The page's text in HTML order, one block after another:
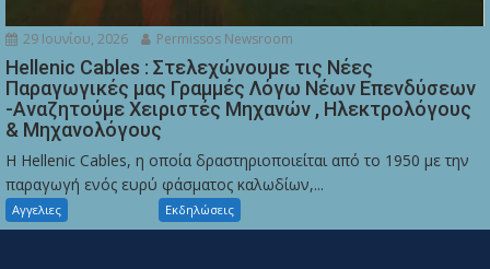
29 Ιουνίου, 2026 Permissos Newsroom
Hellenic Cables : Στελεχώνουμε τις Νέες
Παραγωγικές μας Γραμμές Λόγω Νέων Επενδύσεων
-Αναζητούμε Χειριστές Μηχανών , Ηλεκτρολόγους
& Μηχανολόγους
Η Hellenic Cables, η οποία δραστηριοποιείται από το 1950 με την
παραγωγή ενός ευρύ φάσματος καλωδίων,...
Αγγελιες Εκδηλώσεις